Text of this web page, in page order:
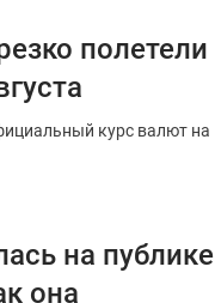
полетели
курс валют на
на публике
она